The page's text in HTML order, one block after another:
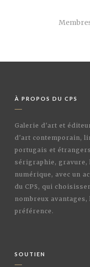
À PROPOS DU CPS
Galerie d'art et
d'art contemporain,
portugais et
sérigraphie, gravure,
numérique, avec un
du CPS, qui
nombreux
préférence.
SOUTIEN